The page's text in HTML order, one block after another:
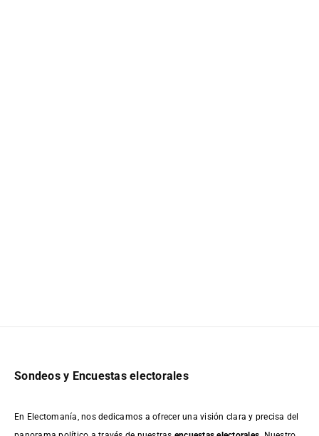
Sondeos y Encuestas electorales
En Electomanía, nos dedicamos a ofrecer una visión clara y precisa del